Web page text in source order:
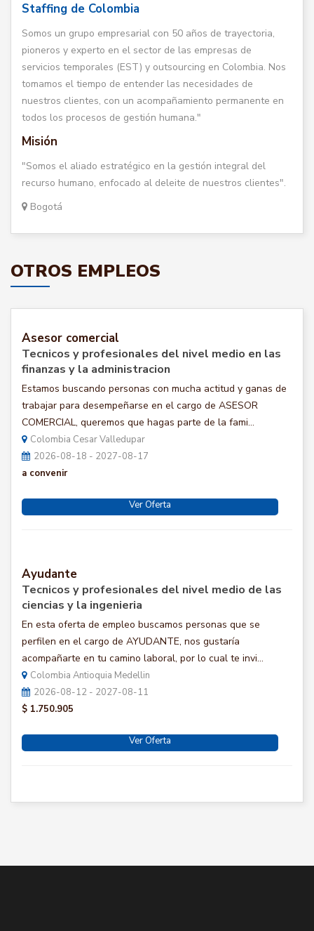
Staffing de Colombia
Somos un grupo empresarial con 50 años de trayectoria,
pioneros y experto en el sector de las empresas de
servicios temporales (EST) y outsourcing en Colombia. Nos
tomamos el tiempo de entender las necesidades de
nuestros clientes, con un acompañamiento permanente en
todos los procesos de gestión humana."
Misión
"Somos el aliado estratégico en la gestión integral del
recurso humano, enfocado al deleite de nuestros clientes".
Bogotá
OTROS EMPLEOS
Asesor comercial
Tecnicos y profesionales del nivel medio en las
finanzas y la administracion
Estamos buscando personas con mucha actitud y ganas de
trabajar para desempeñarse en el cargo de ASESOR
COMERCIAL, queremos que hagas parte de la fami...
Colombia Cesar Valledupar
2026-08-18 - 2027-08-17
a convenir
Ver Oferta
Ayudante
Tecnicos y profesionales del nivel medio de las
ciencias y la ingenieria
En esta oferta de empleo buscamos personas que se
perfilen en el cargo de AYUDANTE, nos gustaría
acompañarte en tu camino laboral, por lo cual te invi...
Colombia Antioquia Medellin
2026-08-12 - 2027-08-11
$ 1.750.905
Ver Oferta